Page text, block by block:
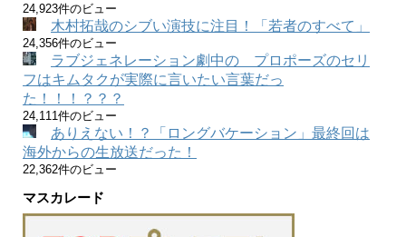
24,923件のビュー
木村拓哉のシブい演技に注目！「若者のすべて」
24,356件のビュー
ラブジェネレーション劇中の プロポーズのセリ
フはキムタクが実際に言いたい言葉だっ
た！！！？？？
24,111件のビュー
ありえない！？「ロングバケーション」最終回は
海外からの生放送だった！
22,362件のビュー
マスカレード